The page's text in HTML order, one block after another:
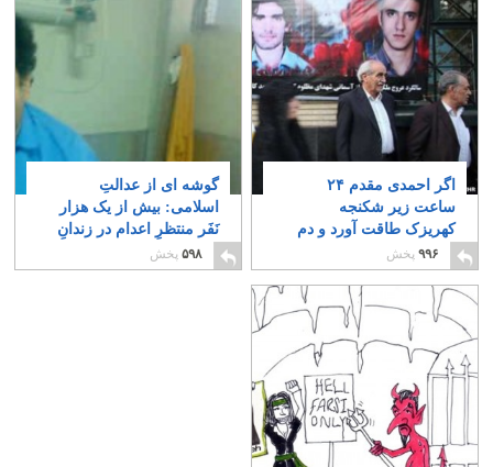
اگر احمدی مقدم ۲۴
ساعت زیر شکنجه
کهریزک طاقت آورد و دم
نزد، به منتقدان خرده
بگیرد!
۲
۹۹۶ پخش
گوشه ای از عدالتِ
اسلامی: بیش از یک هزار
نَفَر منتظرِ اعدام در زندانِ
رجایی شهر!
۵۹۸ پخش